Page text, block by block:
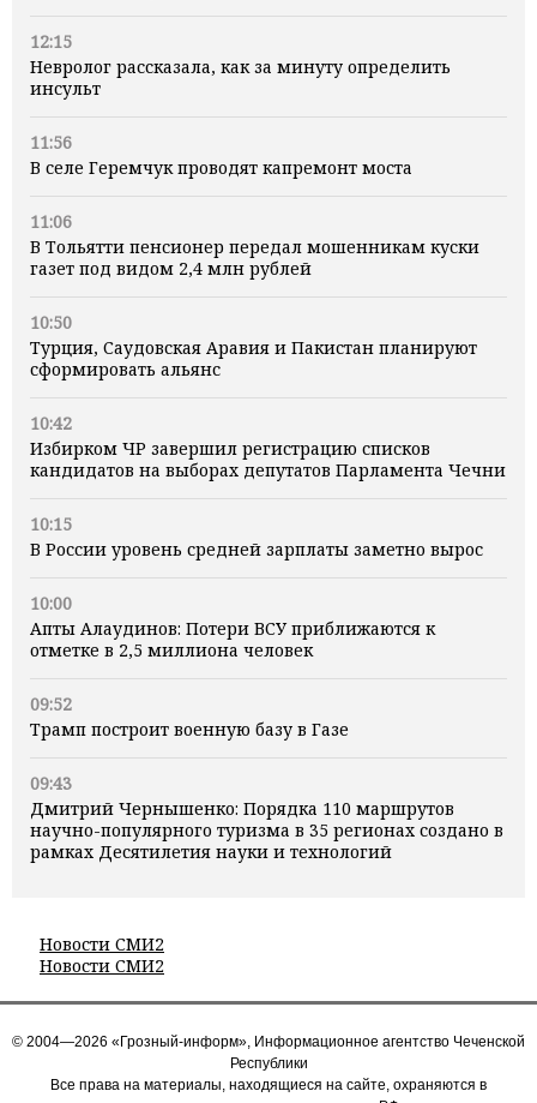
12:15
Невролог рассказала, как за минуту определить
инсульт
11:56
В селе Геремчук проводят капремонт моста
11:06
В Тольятти пенсионер передал мошенникам куски
газет под видом 2,4 млн рублей
10:50
Турция, Саудовская Аравия и Пакистан планируют
сформировать альянс
10:42
Избирком ЧР завершил регистрацию списков
кандидатов на выборах депутатов Парламента Чечни
10:15
В России уровень средней зарплаты заметно вырос
10:00
Апты Алаудинов: Потери ВСУ приближаются к
отметке в 2,5 миллиона человек
09:52
Трамп построит военную базу в Газе
09:43
Дмитрий Чернышенко: Порядка 110 маршрутов
научно-популярного туризма в 35 регионах создано в
рамках Десятилетия науки и технологий
Новости СМИ2
Новости СМИ2
© 2004—2026 «Грозный-информ», Информационное агентство Чеченской
Республики
Все права на материалы, находящиеся на сайте, охраняются в